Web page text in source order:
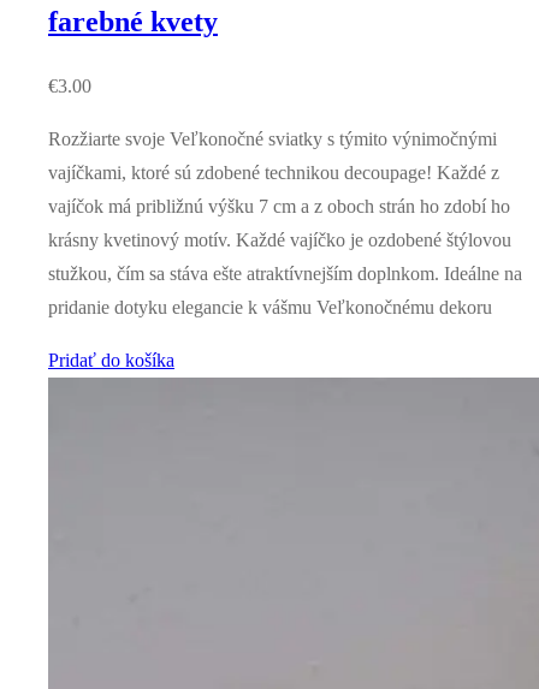
farebné kvety
€3.00
Rozžiarte svoje Veľkonočné sviatky s týmito výnimočnými
vajíčkami, ktoré sú zdobené technikou decoupage! Každé z
vajíčok má približnú výšku 7 cm a z oboch strán ho zdobí ho
krásny kvetinový motív. Každé vajíčko je ozdobené štýlovou
stužkou, čím sa stáva ešte atraktívnejším doplnkom. Ideálne na
pridanie dotyku elegancie k vášmu Veľkonočnému dekoru
Pridať do košíka